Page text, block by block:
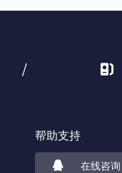
/
帮助支持
在线咨询